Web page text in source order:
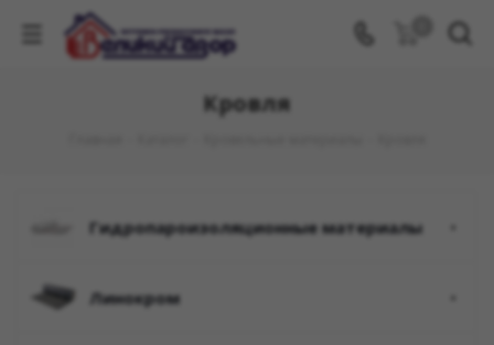
Кровля
гидропароизоляционные материалы
линокром